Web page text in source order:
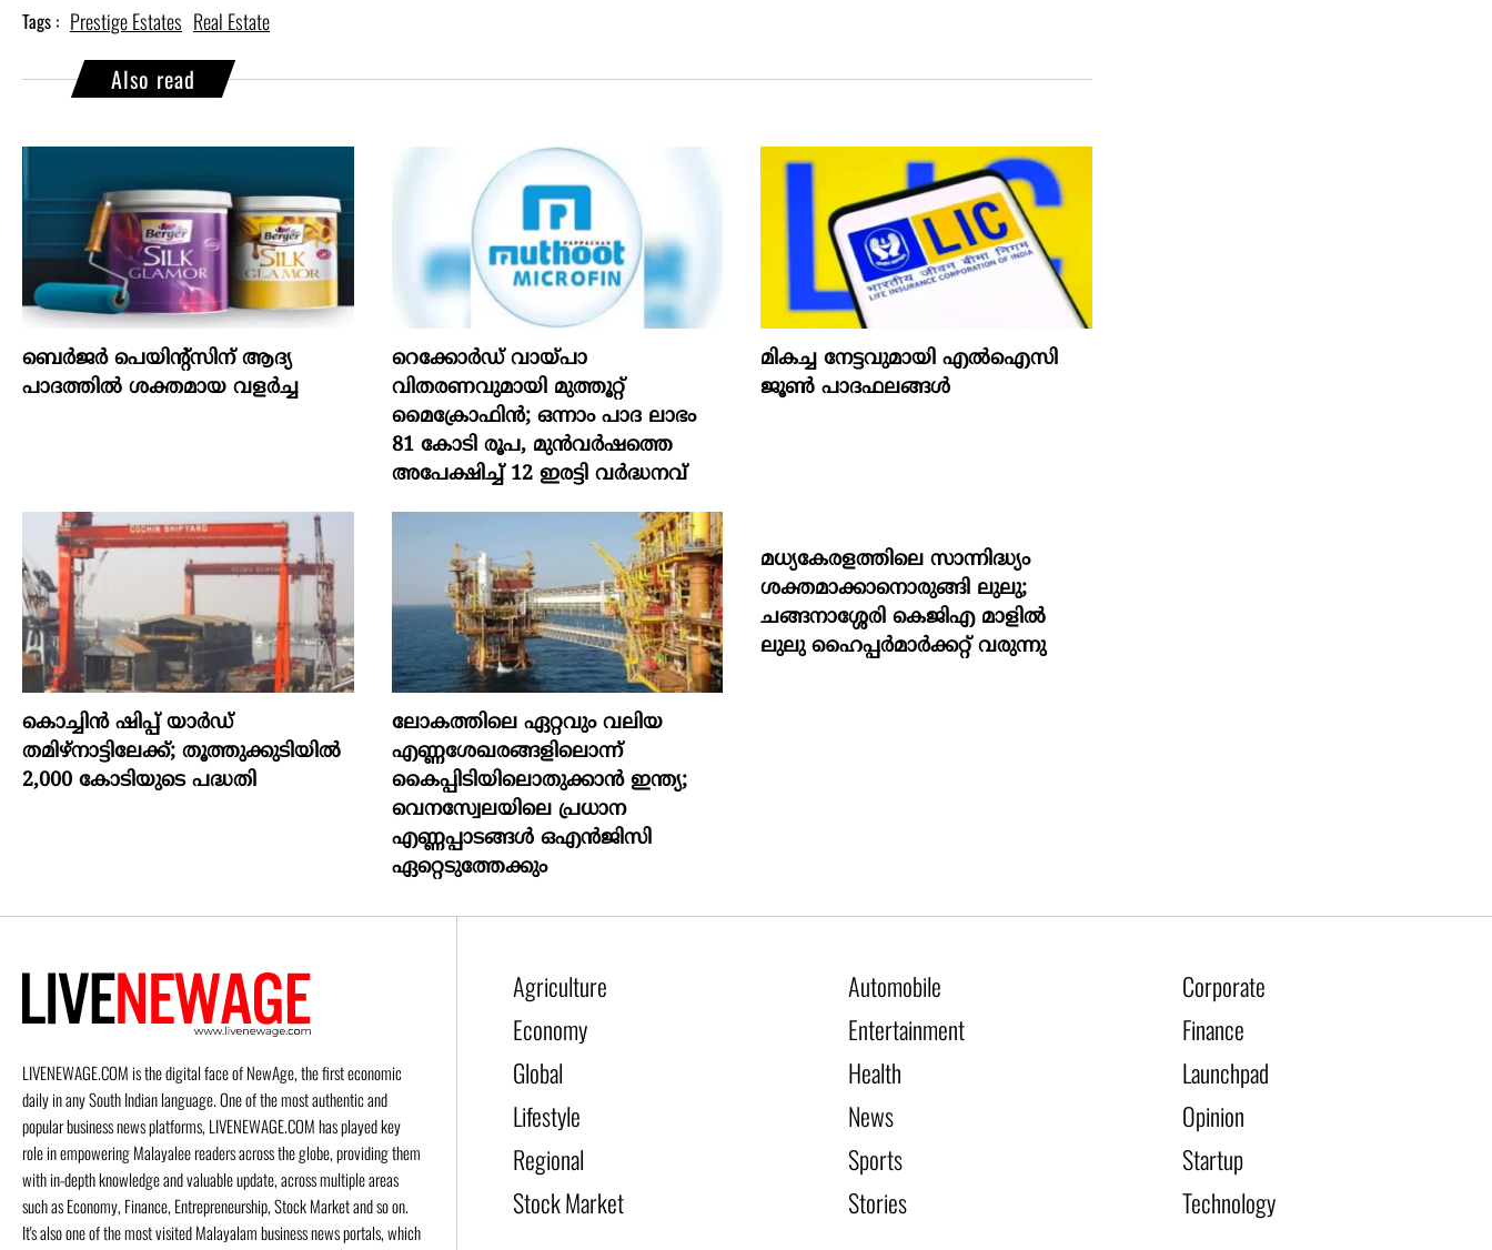
Tags : Prestige Estates Real Estate
Also read
ബെർജർ പെയിന്റ്സിന് ആദ്യ
പാദത്തിൽ ശക്തമായ വളർച്ച
റെക്കോർഡ് വായ്പാ
വിതരണവുമായി മുത്തൂറ്റ്
മൈക്രോഫിൻ; ഒന്നാം പാദ ലാഭം
81 കോടി രൂപ, മുൻവർഷത്തെ
അപേക്ഷിച്ച് 12 ഇരട്ടി വർദ്ധനവ്
മികച്ച നേട്ടവുമായി എൽഐസി
ജൂൺ പാദഫലങ്ങൾ
കൊച്ചിന്‍ ഷിപ്പ് യാർഡ്
തമിഴ്നാട്ടിലേക്ക്; തൂത്തുക്കുടിയിൽ
2,000 കോടിയുടെ പദ്ധതി
ലോകത്തിലെ ഏറ്റവും വലിയ
എണ്ണശേഖരങ്ങളിലൊന്ന്
കൈപ്പിടിയിലൊതുക്കാന്‍ ഇന്ത്യ;
വെനസ്വേലയിലെ പ്രധാന
എണ്ണപ്പാടങ്ങള്‍ ഒഎന്‍ജിസി
ഏറ്റെടുത്തേക്കും
മധ്യകേരളത്തിലെ സാന്നിദ്ധ്യം
ശക്തമാക്കാനൊരുങ്ങി ലുലു;
ചങ്ങനാശ്ശേരി കെജിഎ മാളിൽ
ലുലു ഹൈപ്പർമാർക്കറ്റ് വരുന്നു
LIVENEWAGE.COM is the digital face of NewAge, the first economic
daily in any South Indian language. One of the most authentic and
popular business news platforms, LIVENEWAGE.COM has played key
role in empowering Malayalee readers across the globe, providing them
with in-depth knowledge and valuable update, across multiple areas
such as Economy, Finance, Entrepreneurship, Stock Market and so on.
It's also one of the most visited Malayalam business news portals, which
Agriculture Automobile
Corporate
Economy
Entertainment
Finance
Global
Health
Launchpad
Lifestyle
News
Opinion
Regional
Sports
Startup
Stock Market
Stories Technology